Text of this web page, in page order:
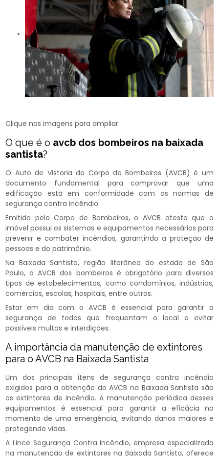
Clique nas imagens para ampliar
O que é o avcb dos bombeiros na baixada
santista?
O Auto de Vistoria do Corpo de Bombeiros (AVCB) é um
documento fundamental para comprovar que uma
edificação está em conformidade com as normas de
segurança contra incêndio.
Emitido pelo Corpo de Bombeiros, o AVCB atesta que o
imóvel possui os sistemas e equipamentos necessários para
prevenir e combater incêndios, garantindo a proteção de
pessoas e do patrimônio.
Na Baixada Santista, região litorânea do estado de São
Paulo, o AVCB dos bombeiros é obrigatório para diversos
tipos de estabelecimentos, como condomínios, indústrias,
comércios, escolas, hospitais, entre outros.
Estar em dia com o AVCB é essencial para garantir a
segurança de todos que frequentam o local e evitar
possíveis multas e interdições.
A importância da manutenção de extintores
para o AVCB na Baixada Santista
Um dos principais itens de segurança contra incêndio
exigidos para a obtenção do AVCB na Baixada Santista são
os extintores de incêndio. A manutenção periódica desses
equipamentos é essencial para garantir a eficácia no
momento de uma emergência, evitando danos maiores e
protegendo vidas.
A Lince Segurança Contra Incêndio, empresa especializada
na manutenção de extintores na Baixada Santista, oferece